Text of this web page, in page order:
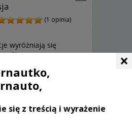
(1 opinia)
wyróżniają się
filmowania i
także nieszablonową
detalami w każdym
dobraną
Zobacz więcej
×
się z treścią i wyrażenie